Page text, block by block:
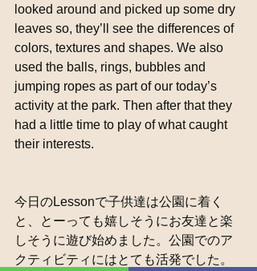
looked around and picked up some dry
leaves so, they’ll see the differences of
colors, textures and shapes. We also
used the balls, rings, bubbles and
jumping ropes as part of our today’s
activity at the park. Then after that they
had a little time to play of what caught
their interests.
今日のLessonで子供達は公園に着く
と、とーっても嬉しそうにお友達と楽
しそうに遊び始めました。公園でのア
クティビティにはとても活発でした。